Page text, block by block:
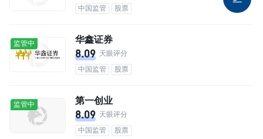
中国监管
股票
监管中 华鑫证券
8.09 天眼评分
中国监管
股票
监管中 第一创业
8.09 天眼评分
中国监管
股票